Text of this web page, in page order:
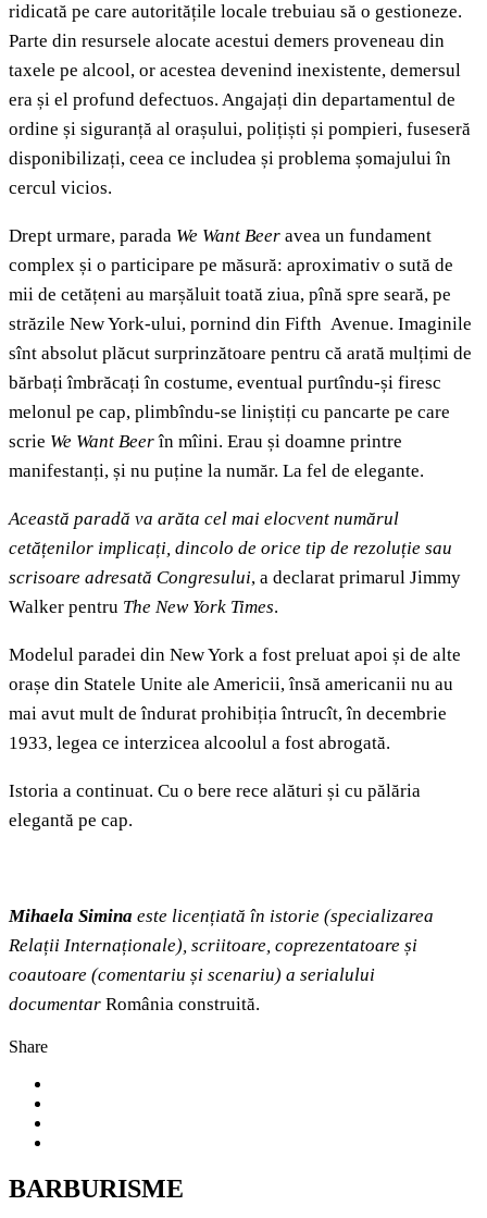
ridicată pe care autoritățile locale trebuiau să o gestioneze.
Parte din resursele alocate acestui demers proveneau din
taxele pe alcool, or acestea devenind inexistente, demersul
era și el profund defectuos. Angajați din departamentul de
ordine și siguranță al orașului, polițiști și pompieri, fuseseră
disponibilizați, ceea ce includea și problema șomajului în
cercul vicios.
Drept urmare, parada We Want Beer avea un fundament
complex și o participare pe măsură: aproximativ o sută de
mii de cetățeni au marșăluit toată ziua, pînă spre seară, pe
străzile New York-ului, pornind din Fifth Avenue. Imaginile
sînt absolut plăcut surprinzătoare pentru că arată mulțimi de
bărbați îmbrăcați în costume, eventual purtîndu-și firesc
melonul pe cap, plimbîndu-se liniștiți cu pancarte pe care
scrie We Want Beerîn mîini. Erau și doamne printre
manifestanți, și nu puține la număr. La fel de elegante.
Această paradă va arăta cel mai elocvent numărul
cetățenilor implicați, dincolo de orice tip de rezoluție sau
scrisoare adresată Congresului, a declarat primarul Jimmy
Walker pentru The New York Times.
Modelul paradei din New York a fost preluat apoi și de alte
orașe din Statele Unite ale Americii, însă americanii nu au
mai avut mult de îndurat prohibiția întrucît, în decembrie
1933, legea ce interzicea alcoolul a fost abrogată.
Istoria a continuat. Cu o bere rece alături și cu pălăria
elegantă pe cap.
Mihaela Simina este licențiată în istorie (specializarea
Relații Internaționale), scriitoare, coprezentatoare și
coautoare (comentariu și scenariu) a serialului
documentar România construită.
Share
BARBURISME